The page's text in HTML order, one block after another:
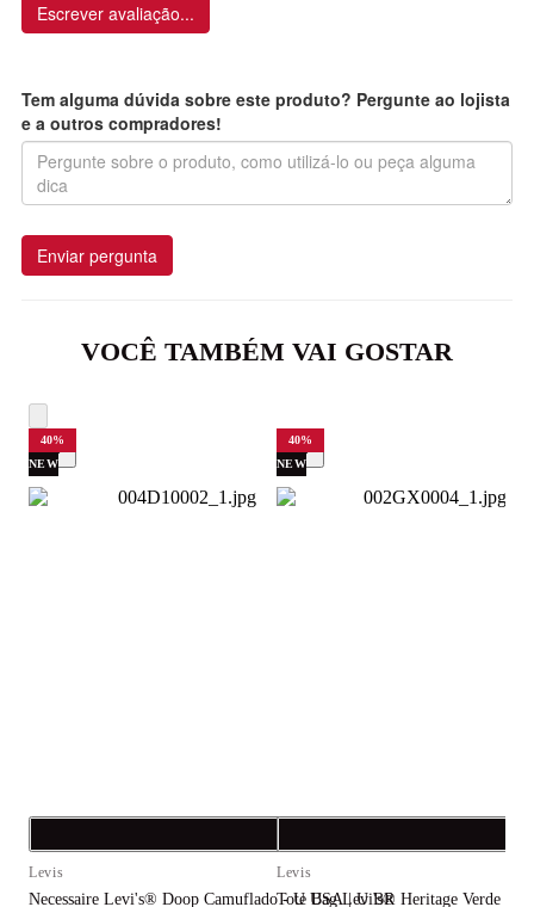
Escrever avaliação...
Tem alguma dúvida sobre este produto? Pergunte ao lojista
e a outros compradores!
Enviar pergunta
VOCÊ TAMBÉM VAI GOSTAR
40%
NEW
Levis
Necessaire Levi's® Doop Camuflado - U USA | U BR
40%
NEW
Levis
Tote Bag Levi's® Heritage Verde -